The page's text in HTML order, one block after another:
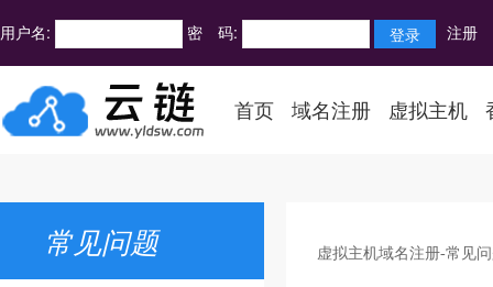
用户名: 密 码: 注册
首页 域名注册 虚拟主机
常见问题 虚拟主机域名注册-常见